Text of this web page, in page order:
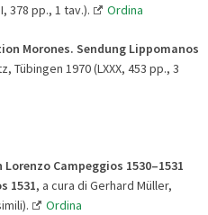
378 pp., 1 tav.).
Ordina
Morones. Sendung Lippomanos
Tübingen 1970 (LXXX, 453 pp., 3
Lorenzo Campeggios 1530–1531
1531, a cura di Gerhard Müller,
Ordina